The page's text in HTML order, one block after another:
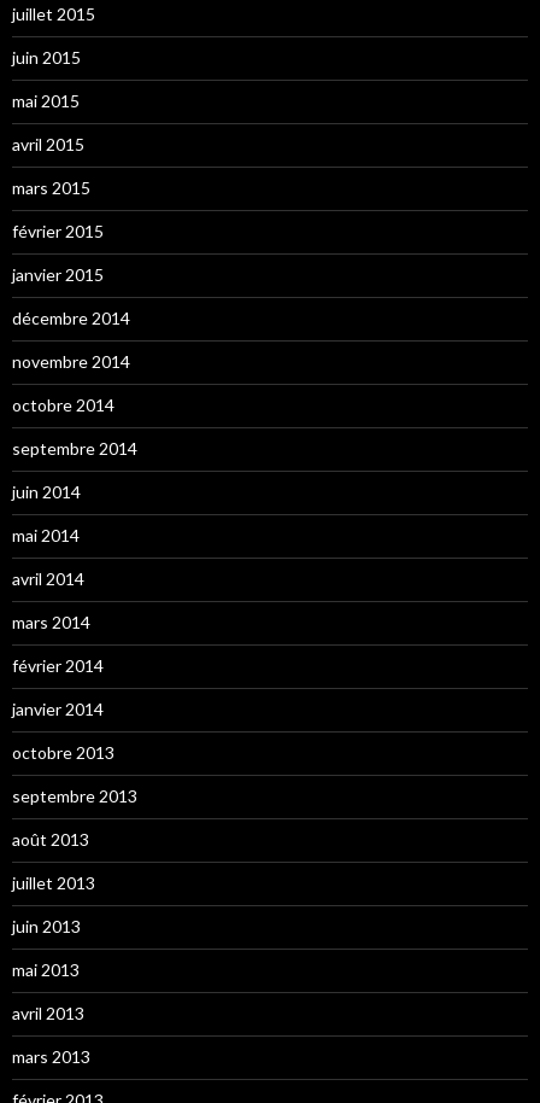
juillet 2015
juin 2015
mai 2015
avril 2015
mars 2015
février 2015
janvier 2015
décembre 2014
novembre 2014
octobre 2014
septembre 2014
juin 2014
mai 2014
avril 2014
mars 2014
février 2014
janvier 2014
octobre 2013
septembre 2013
août 2013
juillet 2013
juin 2013
mai 2013
avril 2013
mars 2013